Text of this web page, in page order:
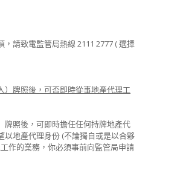
，請致電監管局熱線 2111 2777 ( 選擇
）牌照後，可否即時從事地產代理工
牌照後，可即時擔任任何持牌地產代
以地產代理身份 (不論獨自或是以合夥
作的業務，你必須事前向監管局申請